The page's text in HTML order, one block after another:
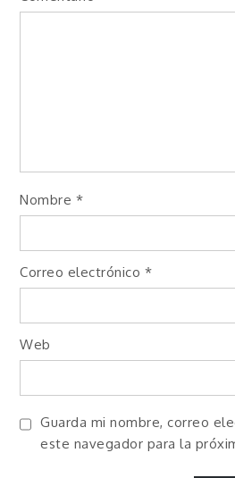
Nombre *
Correo electrónico *
Web
Guarda mi nombre, correo
este navegador para la